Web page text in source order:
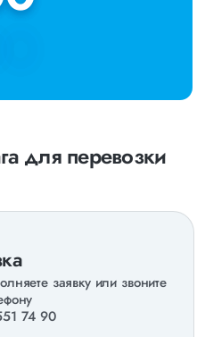
для перевозки
заявку или звоните
74 90